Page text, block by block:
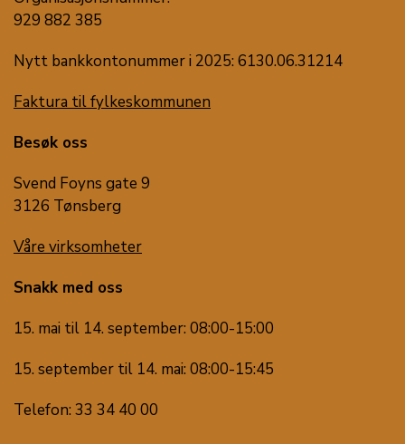
929 882 385
Nytt bankkontonummer i 2025: 6130.06.31214
Faktura til fylkeskommunen
Besøk oss
Svend Foyns gate 9
3126 Tønsberg
Våre virksomheter
Snakk med oss
15. mai til 14. september: 08:00-15:00
15. september til 14. mai: 08:00-15:45
Telefon: 33 34 40 00